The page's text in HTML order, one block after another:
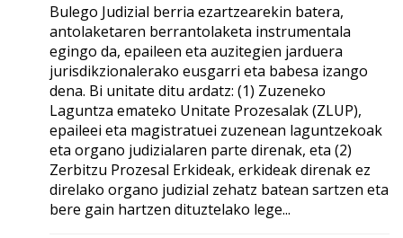
Bulego Judizial berria ezartzearekin batera,
antolaketaren berrantolaketa instrumentala
egingo da, epaileen eta auzitegien jarduera
jurisdikzionalerako eusgarri eta babesa izango
dena. Bi unitate ditu ardatz: (1) Zuzeneko
Laguntza emateko Unitate Prozesalak (ZLUP),
epaileei eta magistratuei zuzenean laguntzekoak
eta organo judizialaren parte direnak, eta (2)
Zerbitzu Prozesal Erkideak, erkideak direnak ez
direlako organo judizial zehatz batean sartzen eta
bere gain hartzen dituztelako lege...